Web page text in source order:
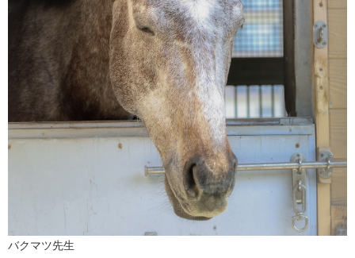
バクマツ先生